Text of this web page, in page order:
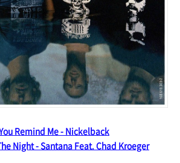
Remind Me - Nickelback
Night - Santana Feat. Chad Kroeger